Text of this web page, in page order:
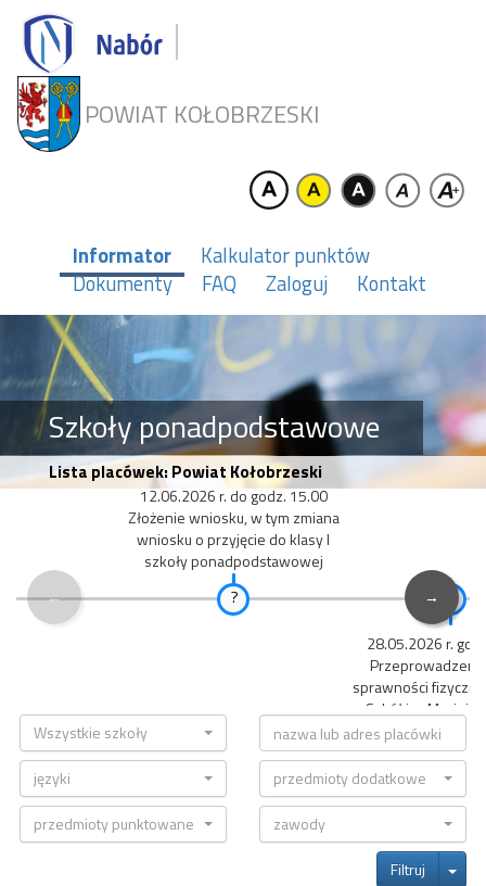
POWIAT KOŁOBRZESKI
Informator
Kalkulator punktów
Dokumenty
FAQ Zaloguj Kontakt
Szkoły ponadpodstawowe
Lista placówek: Powiat Kołobrzeski
←
od 7.05.2026 r. godz. 8.00 do
12.06.2026 r. do godz. 15.00
Złożenie wniosku, w tym zmiana
wniosku o przyjęcie do klasy I
szkoły ponadpodstawowej
28.05.2026 r.
sprawności
Szkół im. Macieja
Gościnie
→
Wszystkie szkoły
języki
przedmioty dodatkowe
przedmioty punktowane
zawody
Filtruj